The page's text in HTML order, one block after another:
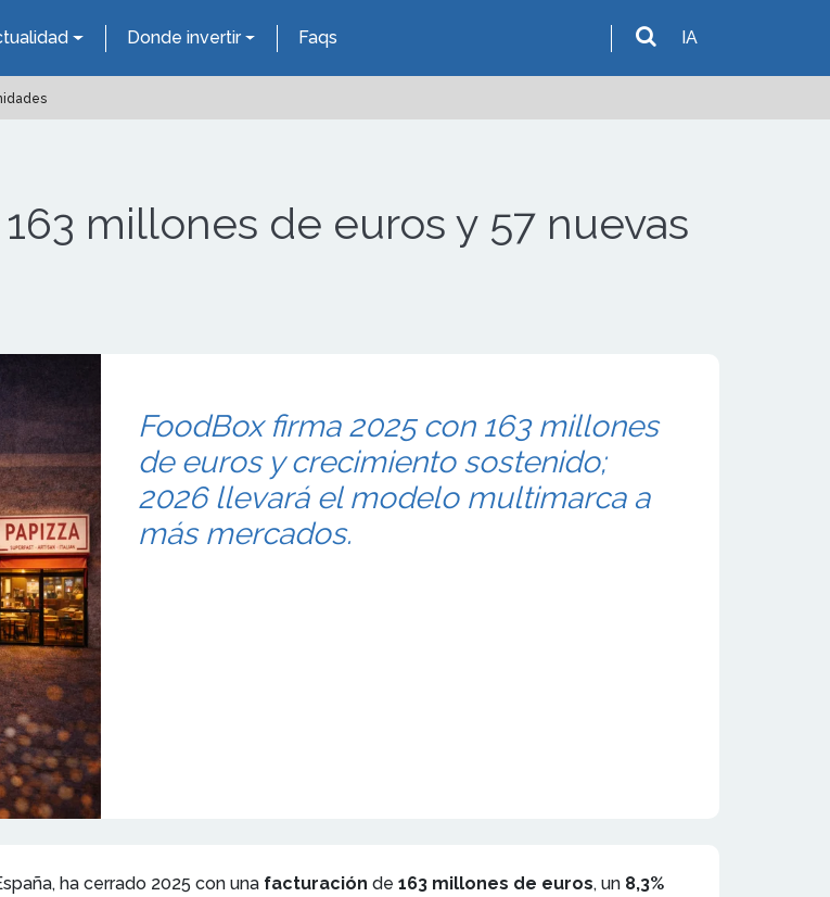
Donde invertir Faqs IA
millones de euros y 57 nuevas
FoodBox firma 2025 con 163 millones
de euros y crecimiento sostenido;
2026 llevará el modelo multimarca a
más mercados.
ha cerrado 2025 con una facturación de 163 millones de euros, un 8,3%